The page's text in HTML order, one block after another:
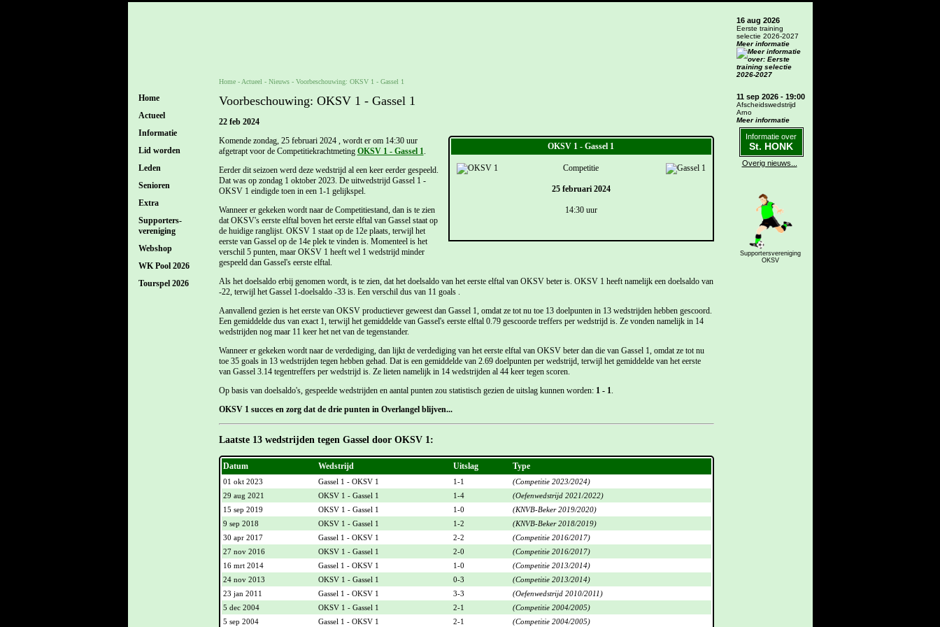
Home
Actueel
Informatie
Lid worden
Leden
Senioren
Extra
Supporters-
vereniging
Webshop
WK Pool 2026
Tourspel 2026
Home- Actueel - Nieuws- Voorbeschouwing: OKSV 1 - Gassel 1
Voorbeschouwing: OKSV 1 - Gassel 1
22 feb 2024
OKSV 1 - Gassel 1
Competitie
25 februari 2024
14:30 uur
Komende zondag, 25 februari 2024 , wordt er om 14:30 uur
afgetrapt voor de Competitiekrachtmeting OKSV 1 - Gassel 1.
Eerder dit seizoen werd deze wedstrijd al een keer eerder gespeeld.
Dat was op zondag 1 oktober 2023. De uitwedstrijd Gassel 1 -
OKSV 1 eindigde toen in een 1-1 gelijkspel.
Wanneer er gekeken wordt naar de Competitiestand, dan is te zien
dat OKSV's eerste elftal boven het eerste elftal van Gassel staat op
de huidige ranglijst. OKSV 1 staat op de 12e plaats, terwijl het
eerste van Gassel op de 14e plek te vinden is. Momenteel is het
verschil 5 punten, maar OKSV 1 heeft wel 1 wedstrijd minder
gespeeld dan Gassel's eerste elftal.
Als het doelsaldo erbij genomen wordt, is te zien, dat het doelsaldo van het eerste elftal van OKSV beter is. OKSV 1 heeft namelijk een doelsaldo van
-22, terwijl het Gassel 1-doelsaldo -33 is. Een verschil dus van 11 goals .
Aanvallend gezien is het eerste van OKSV productiever geweest dan Gassel 1, omdat ze tot nu toe 13 doelpunten in 13 wedstrijden hebben gescoord.
Een gemiddelde dus van exact 1, terwijl het gemiddelde van Gassel's eerste elftal 0.79 gescoorde treffers per wedstrijd is. Ze vonden namelijk in 14
wedstrijden nog maar 11 keer het net van de tegenstander.
Wanneer er gekeken wordt naar de verdediging, dan lijkt de verdediging van het eerste elftal van OKSV beter dan die van Gassel 1, omdat ze tot nu
toe 35 goals in 13 wedstrijden tegen hebben gehad. Dat is een gemiddelde van 2.69 doelpunten per wedstrijd, terwijl het gemiddelde van het eerste
van Gassel 3.14 tegentreffers per wedstrijd is. Ze lieten namelijk in 14 wedstrijden al 44 keer tegen scoren.
Op basis van doelsaldo's, gespeelde wedstrijden en aantal punten zou statistisch gezien de uitslag kunnen worden: 1 - 1.
OKSV 1 succes en zorg dat de drie punten in Overlangel blijven...
Laatste 13 wedstrijden tegen Gassel door OKSV 1:
Datum Wedstrijd Uitslag Type
01 okt 2023 Gassel 1 - OKSV 1 1-1
(Competitie 2023/2024)
29 aug 2021
OKSV 1 - Gassel 1 1-4
(Oefenwedstrijd 2021/2022)
15 sep 2019
OKSV 1 - Gassel 1 1-0
(KNVB-Beker 2019/2020)
9 sep 2018
OKSV 1 - Gassel 1 1-2
(KNVB-Beker 2018/2019)
30 apr 2017
Gassel 1 - OKSV 1 2-2
(Competitie 2016/2017)
27 nov 2016
OKSV 1 - Gassel 1 2-0
(Competitie 2016/2017)
16 mrt 2014
Gassel 1 - OKSV 1 1-0
(Competitie 2013/2014)
24 nov 2013
OKSV 1 - Gassel 1 0-3
(Competitie 2013/2014)
23 jan 2011
Gassel 1 - OKSV 1 3-3
(Oefenwedstrijd 2010/2011)
5 dec 2004
OKSV 1 - Gassel 1 2-1
(Competitie 2004/2005)
5 sep 2004
Gassel 1 - OKSV 1 2-1 (Competitie 2004/2005)
16 aug 2026
Eerste training
selectie 2026-2027
Meer informatie
11 sep 2026 - 19:00
Afscheidswedstrijd
Arno
Meer informatie
Informatie over
St. HONK
Overig nieuws...
Supportersvereniging
OKSV